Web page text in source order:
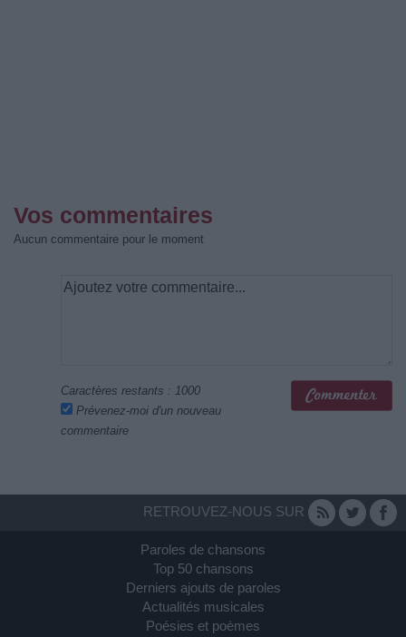
Vos commentaires
Aucun commentaire pour le moment
Caractères restants : 1000
Prévenez-moi d'un nouveau
commentaire
RETROUVEZ-NOUS SUR
Paroles de chansons
Top 50 chansons
Derniers ajouts de paroles
Actualités musicales
Poésies et poèmes